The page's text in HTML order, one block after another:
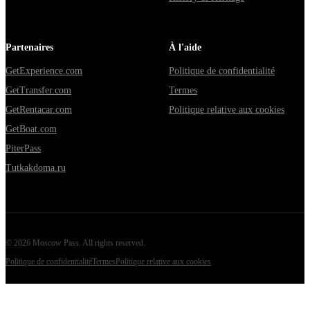
Partenaires
GetExperience.com
GetTransfer.com
GetRentacar.com
GetBoat.com
PiterPass
Tutkakdoma.ru
À l'aide
Politique de confidentialité
Termes
Politique relative aux cookies
© 2026 Moscow Pass . All rights reserved.
Politique de confidentialitéTermesPolitique relative aux cookies